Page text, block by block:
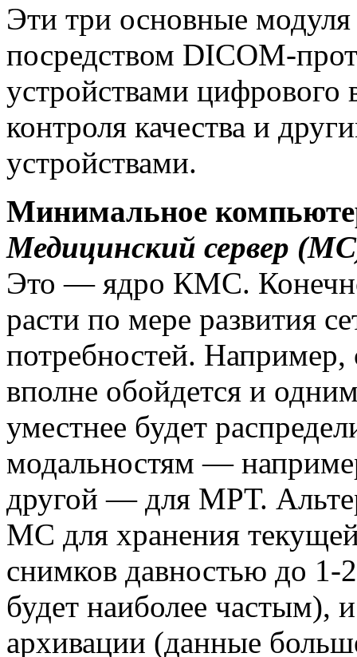
Эти три основные
посредством DICOM-
устройствами цифрового
контроля качества и
устройствами.
Минимальное
Медицинский сервер
Это — ядро КМС.
расти по мере развития
потребностей. Например,
вполне обойдется и
уместнее будет
модальностям —
другой — для МРТ.
МС для хранения
снимков давностью до 1-
будет наиболее частым),
архивации (данные